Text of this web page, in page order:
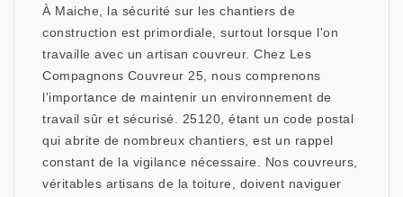
À Maiche, la sécurité sur les chantiers de
construction est primordiale, surtout lorsque l'on
travaille avec un artisan couvreur. Chez Les
Compagnons Couvreur 25, nous comprenons
l'importance de maintenir un environnement de
travail sûr et sécurisé. 25120, étant un code postal
qui abrite de nombreux chantiers, est un rappel
constant de la vigilance nécessaire. Nos couvreurs,
véritables artisans de la toiture, doivent naviguer